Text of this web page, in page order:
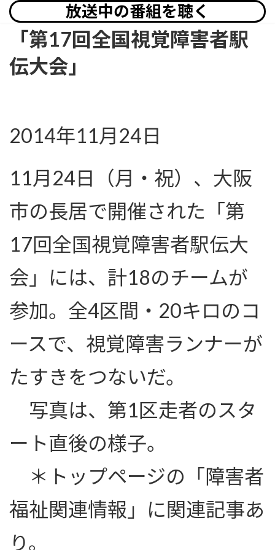
放送中の番組を聴く
「第17回全国視覚障害者駅
伝大会」
2014年11月24日
11月24日（月・祝）、大阪
市の長居で開催された「第
17回全国視覚障害者駅伝大
会」には、計18のチームが
参加。全4区間・20キロのコ
ースで、視覚障害ランナーが
たすきをつないだ。
写真は、第1区走者のスタ
ート直後の様子。
＊トップページの「障害者
福祉関連情報」に関連記事あ
り。